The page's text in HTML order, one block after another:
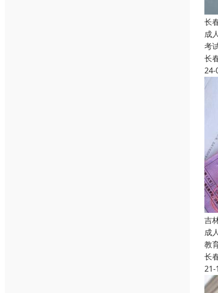
长
成
考
长
24-
吉
成
教
长
21-